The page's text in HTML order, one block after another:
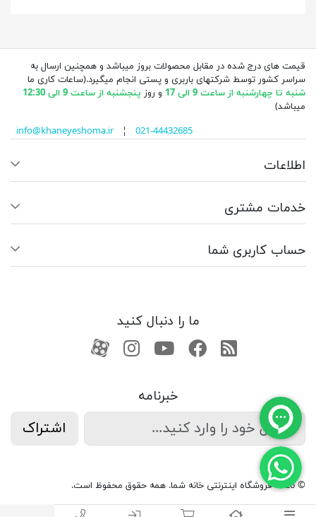
قیمت های درج شده در مقابل محصولات بروز میباشد و همچنین ارسال به
سراسر کشور توسط شرکتهای باربری و پستی انجام میگیرد.(ساعات کاری ما
شنبه تا چهارشنبه از ساعت 9 الی 17
و روز پنجشنبه از ساعت 9 الی 12:30
میباشد)
info@khaneyeshoma.ir¦ 021-44432685
اطلاعات
خدمات مشتری
حساب کاربری شما
ما را دنبال کنید
RSSفیسبوکیوتیوبکانال آپارات
کانال آپارات
خبرنامه
اشتراک
© 2026 فروشگاه اینترنتی خانه شما. همه حقوق محفوظ است.